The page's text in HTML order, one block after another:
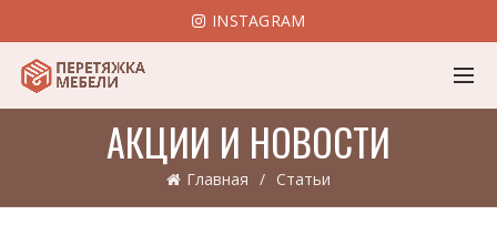
INSTAGRAM
АКЦИИ И НОВОСТИ
Главная Статьи